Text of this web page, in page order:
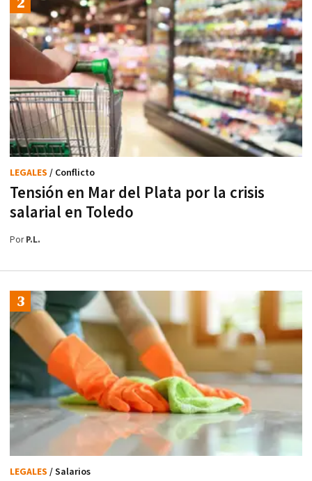
Tensión en Mar del Plata por la crisis
salarial en Toledo
LEGALES / Conflicto
PorP.L.
LEGALES / Salarios